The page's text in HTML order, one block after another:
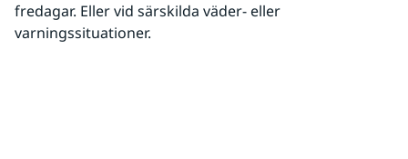
fredagar. Eller vid särskilda väder- eller
varningssituationer.